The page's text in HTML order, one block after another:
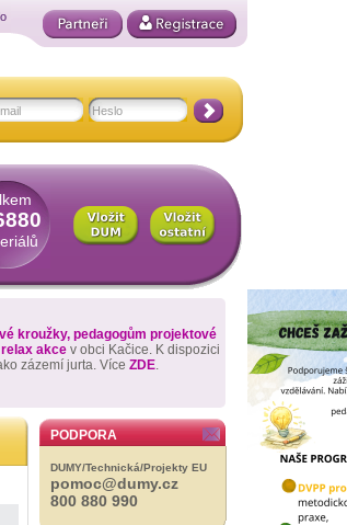
kroužky, pedagogům projektové
akce v obci Kačice. K dispozici
zázemí jurta. Více ZDE.
PODPORA
DUMY/Technická/Projekty EU
pomoc@dumy.cz
800 880 990